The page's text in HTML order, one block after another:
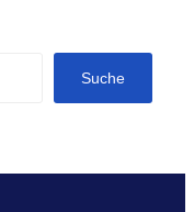
Suche